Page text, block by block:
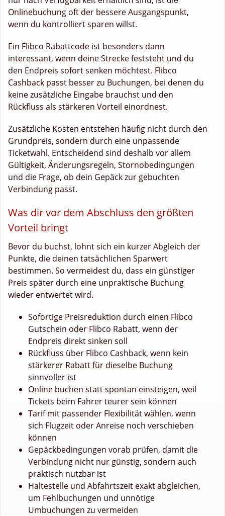
Onlinebuchung oft der bessere Ausgangspunkt,
wenn du kontrolliert sparen willst.
Ein Flibco Rabattcode ist besonders dann
interessant, wenn deine Strecke feststeht und du
den Endpreis sofort senken möchtest. Flibco
Cashback passt besser zu Buchungen, bei denen du
keine zusätzliche Eingabe brauchst und den
Rückfluss als stärkeren Vorteil einordnest.
Zusätzliche Kosten entstehen häufig nicht durch den
Grundpreis, sondern durch eine unpassende
Ticketwahl. Entscheidend sind deshalb vor allem
Gültigkeit, Änderungsregeln, Stornobedingungen
und die Frage, ob dein Gepäck zur gebuchten
Verbindung passt.
Was dir vor dem Abschluss den größten
Vorteil bringt
Bevor du buchst, lohnt sich ein kurzer Abgleich der
Punkte, die deinen tatsächlichen Sparwert
bestimmen. So vermeidest du, dass ein günstiger
Preis später durch eine unpraktische Buchung
wieder entwertet wird.
Sofortige Preisreduktion durch einen Flibco
Gutschein oder Flibco Rabatt, wenn der
Endpreis direkt sinken soll
Rückfluss über Flibco Cashback, wenn kein
stärkerer Rabatt für dieselbe Buchung
sinnvoller ist
Online buchen statt spontan einsteigen, weil
Tickets beim Fahrer teurer sein können
Tarif mit passender Flexibilität wählen, wenn
sich Flugzeit oder Anreise noch verschieben
können
Gepäckbedingungen vorab prüfen, damit die
Verbindung nicht nur günstig, sondern auch
praktisch nutzbar ist
Haltestelle und Abfahrtszeit exakt abgleichen,
um Fehlbuchungen und unnötige
Umbuchungen zu vermeiden